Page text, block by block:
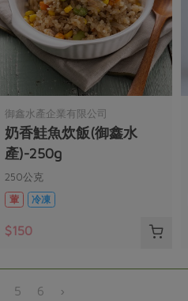
御鑫水產企業有限公司
奶香鮭魚炊飯(御鑫水
產)-250g
250公克
葷
冷凍
$150
5 6 ›